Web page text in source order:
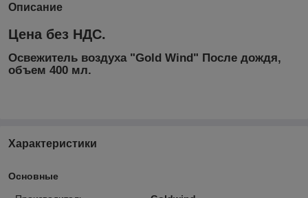
Описание
Цена без НДС.
Освежитель воздуха "Gold Wind" После дождя,
объем 400 мл.
Характеристики
Основные